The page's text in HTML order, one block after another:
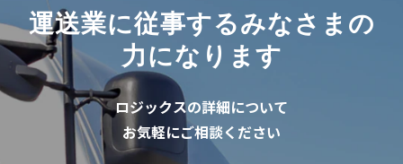
運送業に従事するみなさまの
力になります
ロジックスの詳細について
お気軽にご相談ください